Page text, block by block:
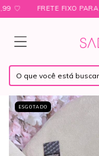
FRETE FIXO PARA SÃO
ESGOTADO